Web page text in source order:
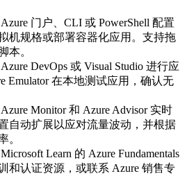
Azure 门户、CLI 或 PowerShell 配置
机规格或部署容器化应用。支持拖
本。
Azure DevOps 或 Visual Studio 进行应
Emulator 在本地测试应用，确认无
Monitor 和 Azure Advisor 实时
自动扩展以应对流量波动，并根据
。
Learn 的 Azure Fundamentals
和认证资源，或联系 Azure 销售专